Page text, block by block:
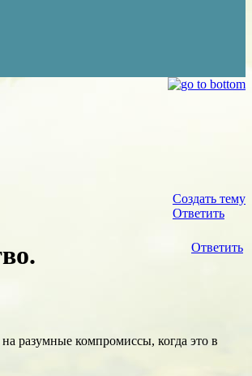
Создать тему
Ответить
Ответить
разумные компромиссы, когда это в